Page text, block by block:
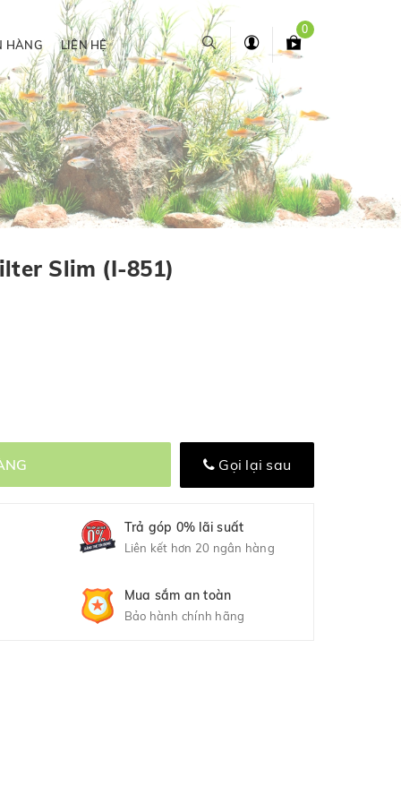
HÀNG LIÊN HỆ
0
Slim (I-851)
Gọi lại sau
Trả góp 0% lãi suất
Liên kết hơn 20 ngân hàng
Mua sắm an toàn
Bảo hành chính hãng